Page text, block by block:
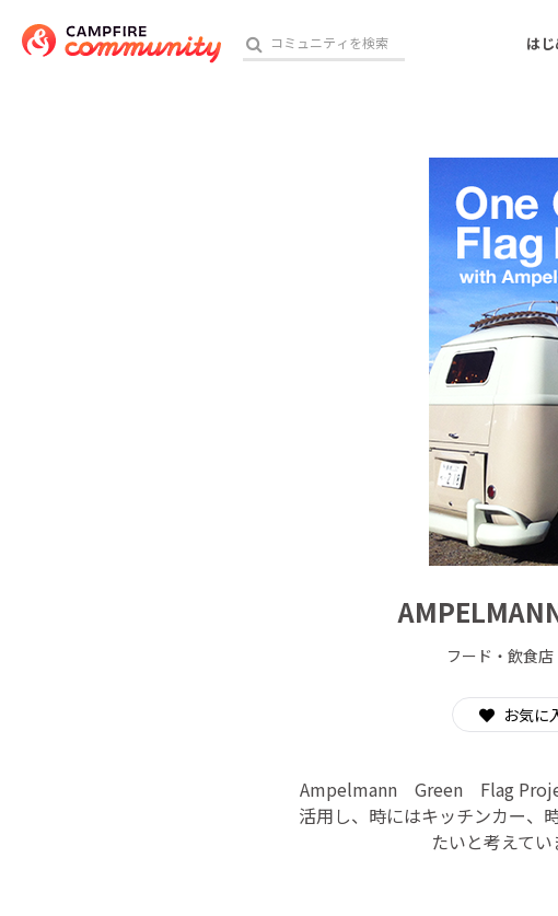
は
おすすめのコ
音
ゲ
ソ
フード・飲食店
お気に
Ampelmann Green Flag
活用し、時にはキッチンカー、
たいと考えて